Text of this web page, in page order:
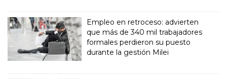
Empleo en retroceso: advierten
que más de 340 mil trabajadores
formales perdieron su puesto
durante la gestión Milei